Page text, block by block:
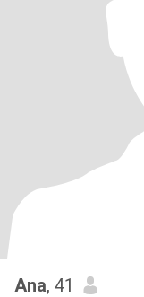
Ana, 41